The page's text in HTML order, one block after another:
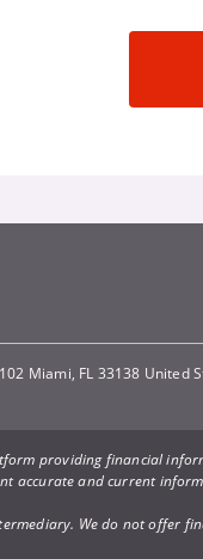
Miami, FL 33138 United
providing financial
accurate and current
We do not offer